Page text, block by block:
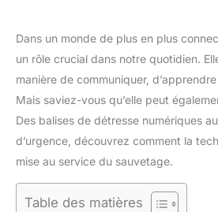
Dans un monde de plus en plus
un rôle crucial dans notre quotidien.
manière de communiquer,
Mais saviez-vous qu’elle peut
Des balises de détresse numériques
d’urgence, découvrez comment la
mise au service du sauvetage.
Table des matières